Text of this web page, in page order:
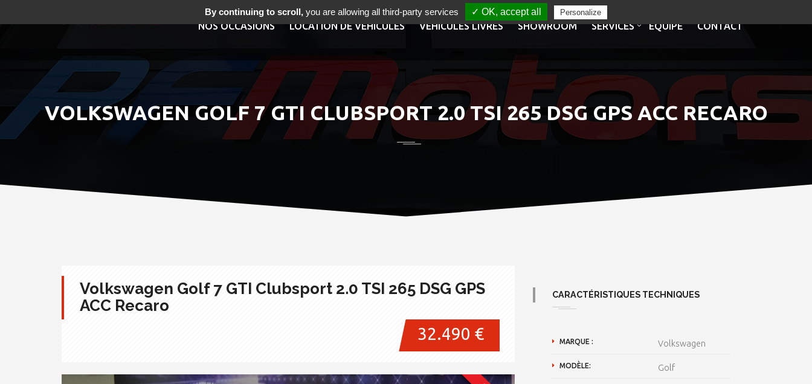
NOS OCCASIONS LOCATION DE VÉHICULES VÉHICULES LIVRÉS SHOWROOM SERVICES EQUIPE CONTACT
VOLKSWAGEN GOLF 7 GTI CLUBSPORT 2.0 TSI 265 DSG GPS ACC RECARO
Volkswagen Golf 7 GTI Clubsport 2.0 TSI 265 DSG GPS
ACC Recaro
32.490 €
CARACTÉRISTIQUES TECHNIQUES
MARQUE : Volkswagen
MODÈLE: Golf
By continuing to scroll,you are allowing all third-party services ✓ OK, accept all Personalize